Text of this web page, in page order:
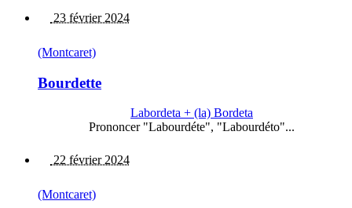
23 février 2024
(Montcaret)
Bourdette
Labordeta + (la) Bordeta
Prononcer "Labourdéte", "Labourdéto"...
22 février 2024
(Montcaret)